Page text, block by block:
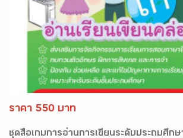
ราคา 550 บาท
ชุดสื่อเกมการอ่านการเขียนระดับประถมศึกษ